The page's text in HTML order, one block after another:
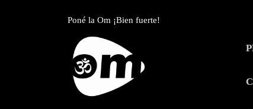
Poné la Om ¡Bien fuerte!